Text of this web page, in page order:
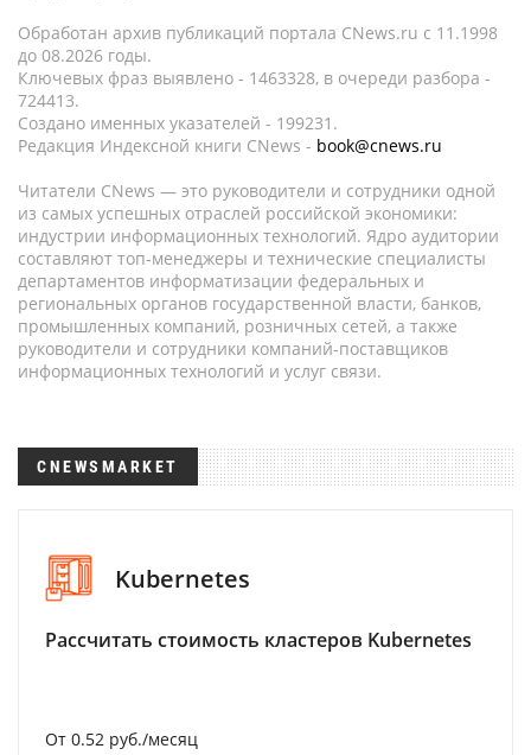
Обработан архив публикаций портала CNews.ru c 11.1998
до 08.2026 годы.
Ключевых фраз выявлено - 1463328, в очереди разбора -
724413.
Создано именных указателей - 199231.
Редакция Индексной книги CNews - book@cnews.ru
Читатели CNews — это руководители и сотрудники одной
из самых успешных отраслей российской экономики:
индустрии информационных технологий. Ядро аудитории
составляют топ-менеджеры и технические специалисты
департаментов информатизации федеральных и
региональных органов государственной власти, банков,
промышленных компаний, розничных сетей, а также
руководители и сотрудники компаний-поставщиков
информационных технологий и услуг связи.
CNEWSMARKET
Kubernetes
Рассчитать стоимость кластеров Kubernetes
От 0.52 руб./месяц